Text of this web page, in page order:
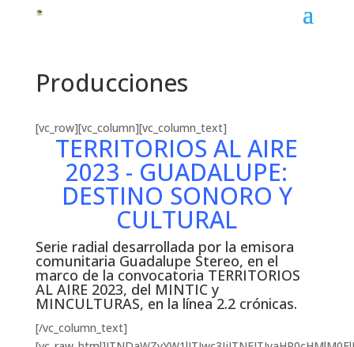
Producciones
[vc_row][vc_column][vc_column_text]
TERRITORIOS AL AIRE
2023 - GUADALUPE:
DESTINO SONORO Y
CULTURAL
Serie radial desarrollada por la emisora
comunitaria Guadalupe Stereo, en el
marco de la convocatoria TERRITORIOS
AL AIRE 2023, del MINTIC y
MINCULTURAS, en la línea 2.2 crónicas.
[/vc_column_text]